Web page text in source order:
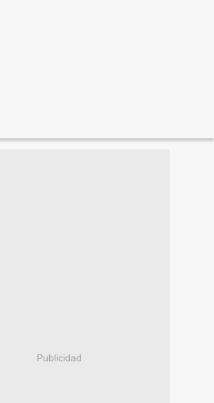
Publicidad